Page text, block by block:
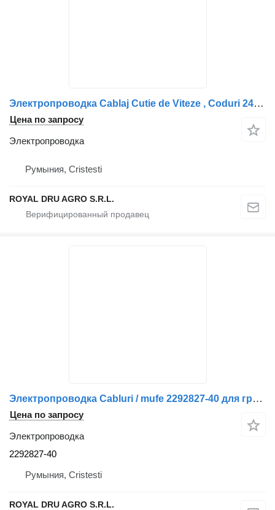
Электропроводка Cablaj Cutie de Viteze , Coduri 2410618 și 2030535 для грузовика
Цена по запросу
Электропроводка
Румыния, Cristesti
ROYAL DRU AGRO S.R.L.
Электропроводка Cabluri / mufe 2292827-40 для грузовика Scania – 2292827
Цена по запросу
Электропроводка
2292827-40
Румыния, Cristesti
ROYAL DRU AGRO S.R.L.